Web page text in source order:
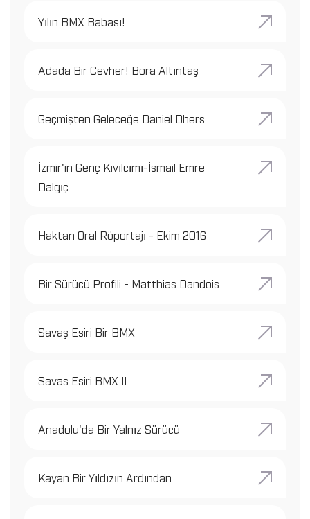
Yılın BMX Babası!
Adada Bir Cevher! Bora Altıntaş
Geçmişten Geleceğe Daniel Dhers
İzmir'in Genç Kıvılcımı-İsmail Emre
Dalgıç
Haktan Oral Röportajı - Ekim 2016
Bir Sürücü Profili - Matthias Dandois
Savaş Esiri Bir BMX
Savas Esiri BMX II
Anadolu'da Bir Yalnız Sürücü
Kayan Bir Yıldızın Ardından